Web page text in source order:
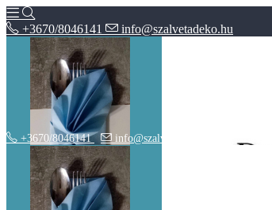
+3670/8046141 info@szalvetadeko.hu
+3670/8046141 info@szalvetadeko.hu